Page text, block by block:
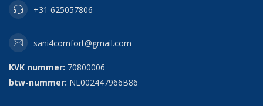
+31 625057806
sani4comfort@gmail.com
KVK nummer: 70800006
btw-nummer: NL002447966B86